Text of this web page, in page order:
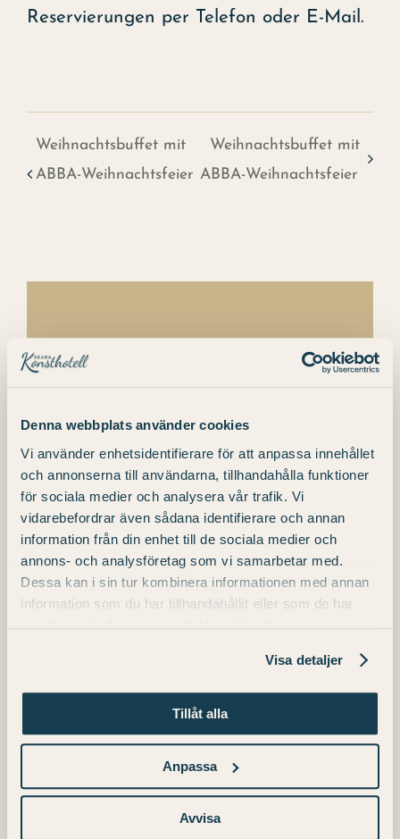
Denna webbplats använder cookies
Vi använder enhetsidentifierare för att anpassa innehållet
och annonserna till användarna, tillhandahålla funktioner
för sociala medier och analysera vår trafik. Vi
vidarebefordrar även sådana identifierare och annan
information från din enhet till de sociala medier och
annons- och analysföretag som vi samarbetar med.
Dessa kan i sin tur kombinera informationen med annan
information som du har tillhandahållit eller som de har
Visa detaljer
Tillåt alla
Anpassa
Avvisa
Reservierungen per Telefon oder E-Mail.
Weihnachtsbuffet mit
ABBA-Weihnachtsfeier
Weihnachtsbuffet mit
ABBA-Weihnachtsfeier
Details
27.11.2021
Zeit:
18:30 Uhr
Preis:
595 SEK
E-Mail